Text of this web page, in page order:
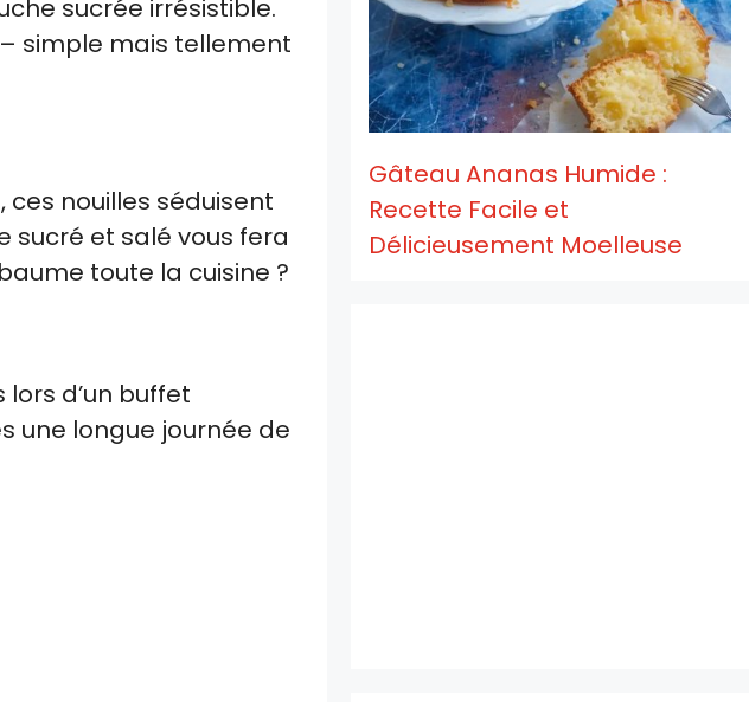
sucrée irrésistible.
simple mais tellement
nouilles séduisent
sucré et salé vous fera
toute la cuisine ?
d’un buffet
une longue journée de
Gâteau Ananas Humide :
Recette Facile et
Délicieusement Moelleuse